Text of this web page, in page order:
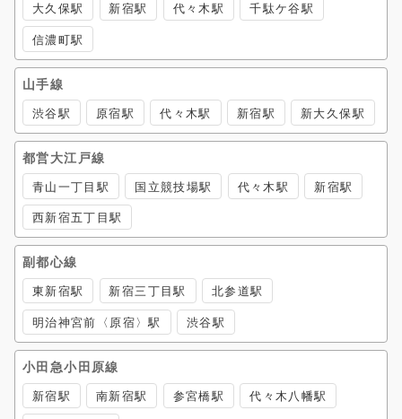
大久保駅 新宿駅 代々木駅 千駄ケ谷駅
信濃町駅
山手線
渋谷駅 原宿駅 代々木駅 新宿駅 新大久保駅
都営大江戸線
青山一丁目駅 国立競技場駅 代々木駅 新宿駅
西新宿五丁目駅
副都心線
東新宿駅 新宿三丁目駅 北参道駅
明治神宮前〈原宿〉駅 渋谷駅
小田急小田原線
新宿駅 南新宿駅 参宮橋駅 代々木八幡駅